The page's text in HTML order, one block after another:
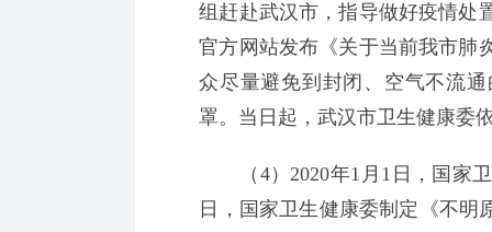
组赶赴武汉市，指导做好疫情处
官方网站发布《关于当前我市肺
众尽量避免到封闭、空气不流
罩。当日起，武汉市卫生健康委
（4）2020年1月1日，国家卫
日，国家卫生健康委制定《不明